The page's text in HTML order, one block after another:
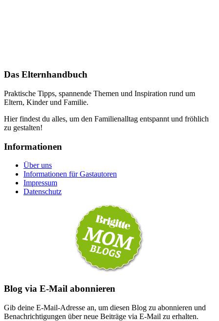
Das Elternhandbuch
Praktische Tipps, spannende Themen und Inspiration rund um
Eltern, Kinder und Familie.
Hier findest du alles, um den Familienalltag entspannt und fröhlich
zu gestalten!
Informationen
Über uns
Informationen für Gastautoren
Impressum
Datenschutz
Blog via E-Mail abonnieren
Gib deine E-Mail-Adresse an, um diesen Blog zu abonnieren und
Benachrichtigungen über neue Beiträge via E-Mail zu erhalten.